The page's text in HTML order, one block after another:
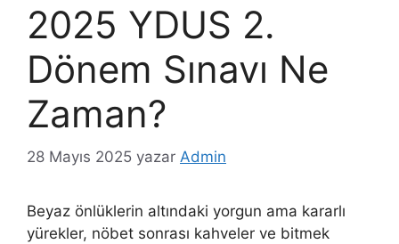
2025 YDUS 2.
Dönem Sınavı Ne
Zaman?
28 Mayıs 2025 yazar Admin
Beyaz önlüklerin altındaki yorgun ama kararlı
yürekler, nöbet sonrası kahveler ve bitmek